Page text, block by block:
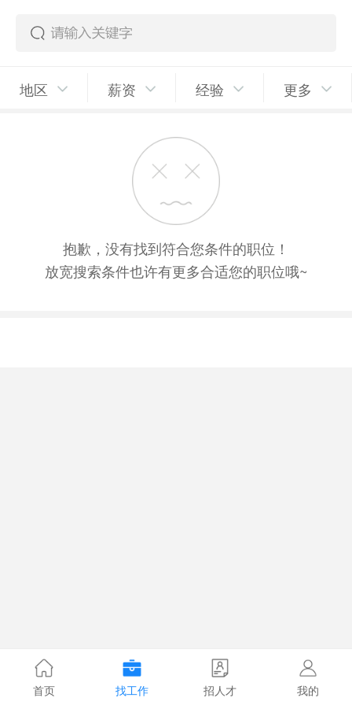
地区 薪资 经验 更多
抱歉，没有找到符合您条件的职位！
放宽搜索条件也许有更多合适您的职位哦~
首页 找工作 招人才 我的